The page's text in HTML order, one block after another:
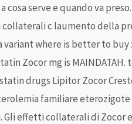
cosa serve e quando va
c laumento della
variant where is better to
Zocor mg is
drugs Lipitor Zocor
familiare eterozigote
Gli effetti collaterali di Zocor